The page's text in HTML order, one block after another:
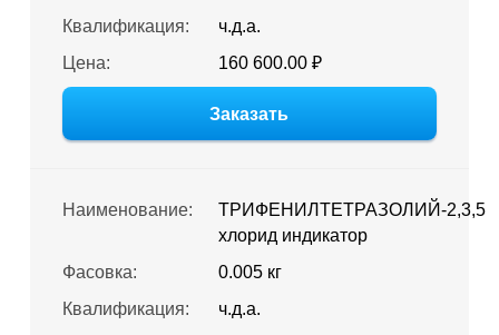
Квалификация:
ч.д.а.
Цена:
160 600.00 ₽
Заказать
Наименование:
ТРИФЕНИЛТЕТРАЗОЛИЙ-2,3,5
хлорид индикатор
Фасовка:
0.005 кг
Квалификация:
ч.д.а.